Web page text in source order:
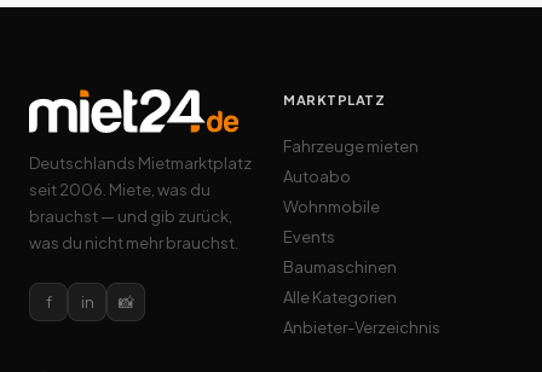
Deutschlands Mietmarktplatz
seit 2006. Miete, was du
brauchst — und gib zurück,
was du nicht mehr brauchst.
f in 📸
MARKTPLATZ
Fahrzeuge mieten
Autoabo
Wohnmobile
Events
Baumaschinen
Alle Kategorien
Anbieter-Verzeichnis